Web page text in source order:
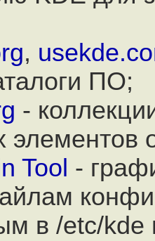
,
ПО;
-
элементов
Tool -
в /etc/kde